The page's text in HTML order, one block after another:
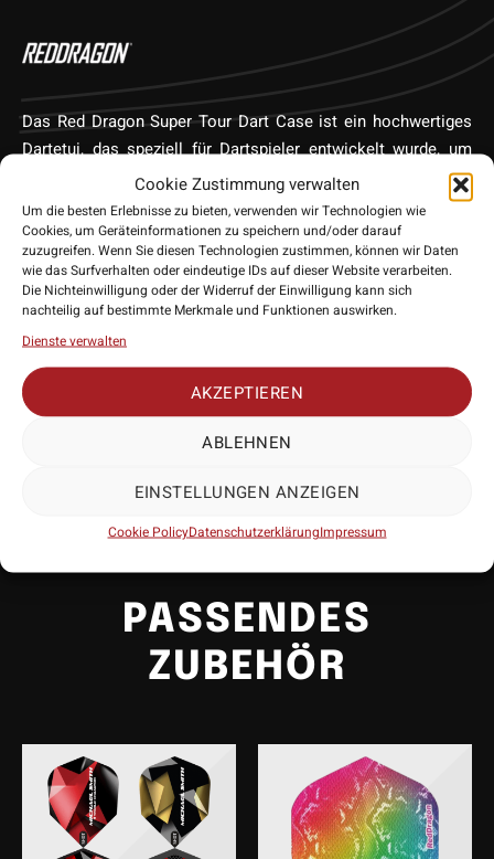
Cookie Zustimmung verwalten
Um die besten Erlebnisse zu bieten, verwenden wir Technologien wie
Cookies, um Geräteinformationen zu speichern und/oder darauf
zuzugreifen. Wenn Sie diesen Technologien zustimmen, können wir Daten
wie das Surfverhalten oder eindeutige IDs auf dieser Website verarbeiten.
Die Nichteinwilligung oder der Widerruf der Einwilligung kann sich
nachteilig auf bestimmte Merkmale und Funktionen auswirken.
Dienste verwalten
AKZEPTIEREN
ABLEHNEN
EINSTELLUNGEN ANZEIGEN
Cookie PolicyDatenschutzerklärungImpressum
Das Red Dragon Super Tour Dart Case ist ein hochwertiges
Dartetui, das speziell für Dartspieler entwickelt wurde, um
ihre Darts sicher und stilvoll aufzubewahren. Das Etui ist
nach dem aufstrebenden Dartsprofis benannt und wurde in
Zusammenarbeit mit ihnen gestaltet. Das Etui bietet Platz für
mehrere Darts, Flights und Shafts, sodass du dein gesamtes
Dartzubehör kompakt und ordentlich aufbewahren kannst. Es
verfügt über eine robuste Konstruktion und einen sicheren
Verschluss, um deine Darts vor Beschädigungen zu schützen.
• Hersteller: Red Dragon
• Lieferumfang: 1 Exemplar
• Material: Kunststoff
PASSENDES
ZUBEHÖR